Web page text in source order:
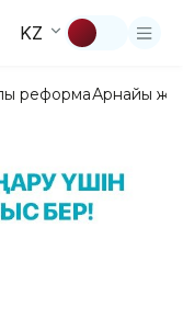
KZ
реформаАрнайы